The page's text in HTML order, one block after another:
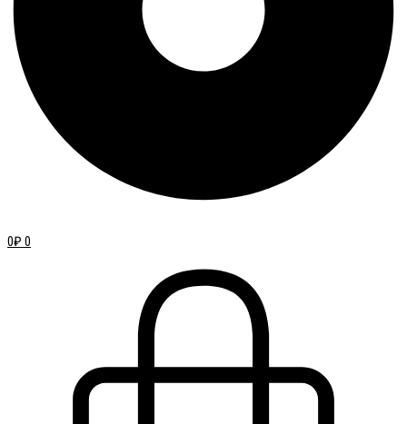
0₽ 0